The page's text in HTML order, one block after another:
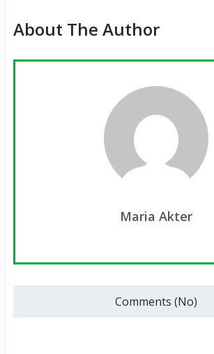
About The Author
Maria Akter
Comments (No)